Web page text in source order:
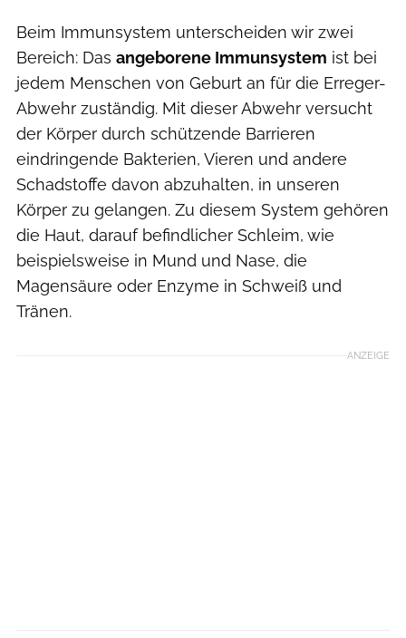
Beim Immunsystem unterscheiden wir zwei
Bereich: Das angeborene Immunsystem ist bei
jedem Menschen von Geburt an für die Erreger-
Abwehr zuständig. Mit dieser Abwehr versucht
der Körper durch schützende Barrieren
eindringende Bakterien, Vieren und andere
Schadstoffe davon abzuhalten, in unseren
Körper zu gelangen. Zu diesem System gehören
die Haut, darauf befindlicher Schleim, wie
beispielsweise in Mund und Nase, die
Magensäure oder Enzyme in Schweiß und
Tränen.
ANZEIGE